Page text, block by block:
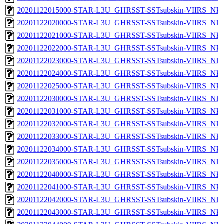
20201122015000-STAR-L3U_GHRSST-SSTsubskin-
20201122020000-STAR-L3U_GHRSST-SSTsubskin-
20201122021000-STAR-L3U_GHRSST-SSTsubskin-
20201122022000-STAR-L3U_GHRSST-SSTsubskin-
20201122023000-STAR-L3U_GHRSST-SSTsubskin-
20201122024000-STAR-L3U_GHRSST-SSTsubskin-
20201122025000-STAR-L3U_GHRSST-SSTsubskin-
20201122030000-STAR-L3U_GHRSST-SSTsubskin-
20201122031000-STAR-L3U_GHRSST-SSTsubskin-
20201122032000-STAR-L3U_GHRSST-SSTsubskin-
20201122033000-STAR-L3U_GHRSST-SSTsubskin-
20201122034000-STAR-L3U_GHRSST-SSTsubskin-
20201122035000-STAR-L3U_GHRSST-SSTsubskin-
20201122040000-STAR-L3U_GHRSST-SSTsubskin-
20201122041000-STAR-L3U_GHRSST-SSTsubskin-
20201122042000-STAR-L3U_GHRSST-SSTsubskin-
20201122043000-STAR-L3U_GHRSST-SSTsubskin-